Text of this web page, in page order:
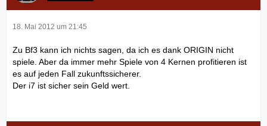
18. Mai 2012 um 21:45
Zu Bf3 kann ich nichts sagen, da ich es dank ORIGIN nicht
spiele. Aber da immer mehr Spiele von 4 Kernen profitieren ist
es auf jeden Fall zukunftssicherer.
Der i7 ist sicher sein Geld wert.